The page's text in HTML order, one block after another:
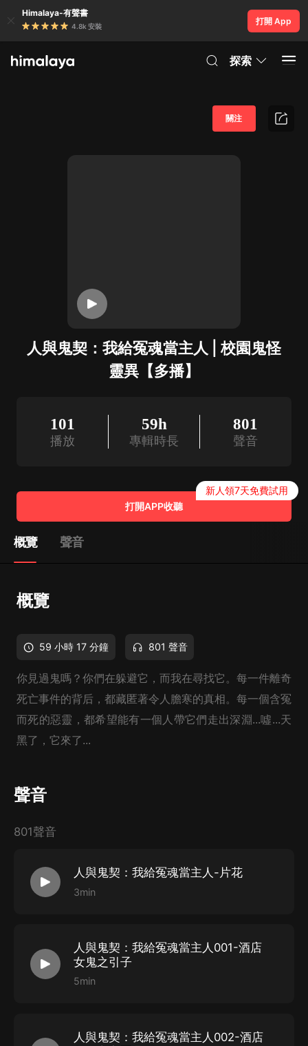
Himalaya-有聲書
4.8k 安裝
打開 App
探索
人與鬼契：我給冤魂當主人 | 校園鬼怪
靈異【多播】
關注
101
播放
59h
專輯時長
801
聲音
打開APP收聽
新人領7天免費試用
概覽 聲音
概覽
59 小時 17 分鐘 801 聲音
你見過鬼嗎？你們在躲避它，而我在尋找它。每一件離奇
死亡事件的背后，都藏匿著令人膽寒的真相。每一個含冤
而死的惡靈，都希望能有一個人帶它們走出深淵...噓...天
黑了，它來了...
聲音
801聲音
人與鬼契：我給冤魂當主人-片花
3min
人與鬼契：我給冤魂當主人001-酒店
女鬼之引子
5min
人與鬼契：我給冤魂當主人002-酒店